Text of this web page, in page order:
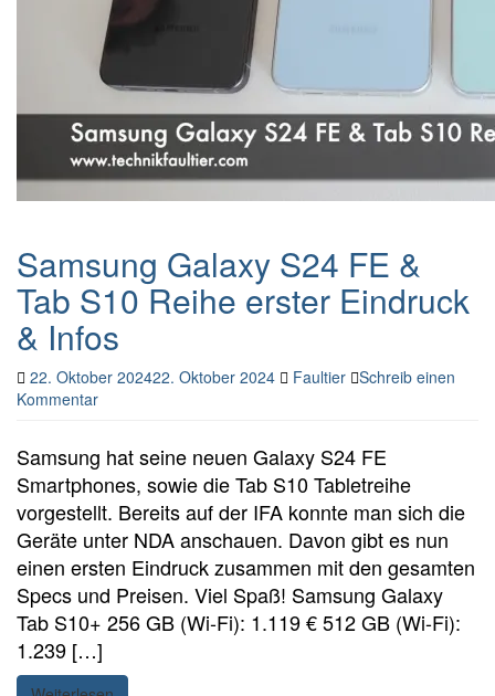
Samsung Galaxy S24 FE &
Tab S10 Reihe erster Eindruck
& Infos
22. Oktober 202422. Oktober 2024 Faultier Schreib einen
Kommentar
Samsung hat seine neuen Galaxy S24 FE
Smartphones, sowie die Tab S10 Tabletreihe
vorgestellt. Bereits auf der IFA konnte man sich die
Geräte unter NDA anschauen. Davon gibt es nun
einen ersten Eindruck zusammen mit den gesamten
Specs und Preisen. Viel Spaß! Samsung Galaxy
Tab S10+ 256 GB (Wi-Fi): 1.119 € 512 GB (Wi-Fi):
1.239 […]